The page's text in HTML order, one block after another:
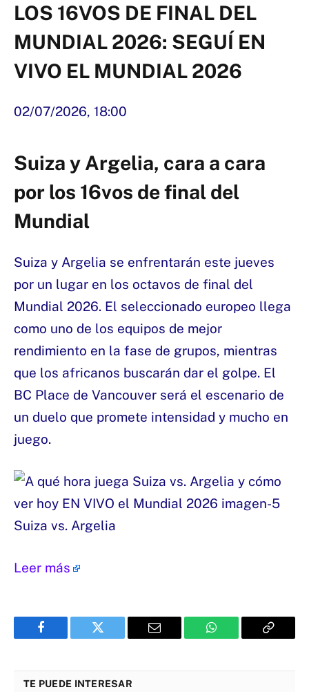
LOS 16VOS DE FINAL DEL
MUNDIAL 2026: SEGUÍ EN
VIVO EL MUNDIAL 2026
02/07/2026, 18:00
Suiza y Argelia, cara a cara
por los 16vos de final del
Mundial
Suiza y Argelia se enfrentarán este jueves
por un lugar en los octavos de final del
Mundial 2026. El seleccionado europeo llega
como uno de los equipos de mejor
rendimiento en la fase de grupos, mientras
que los africanos buscarán dar el golpe. El
BC Place de Vancouver será el escenario de
un duelo que promete intensidad y mucho en
juego.
Suiza vs. Argelia
Leer más
Facebook Twitter Email WhatsApp Copy
TE PUEDE INTERESAR